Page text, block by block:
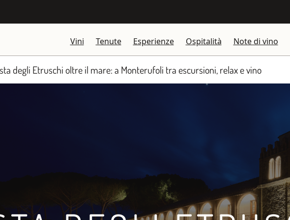
Vini
Tenute Esperienze Ospitalità Note di vino
degli Etruschi oltre il mare: a Monterufoli tra escursioni, relax e vino